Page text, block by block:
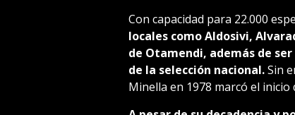
Con capacidad para 22.000
locales como Aldosivi,
de Otamendi, además de
de la selección nacional.Sin
Minella en 1978 marcó el